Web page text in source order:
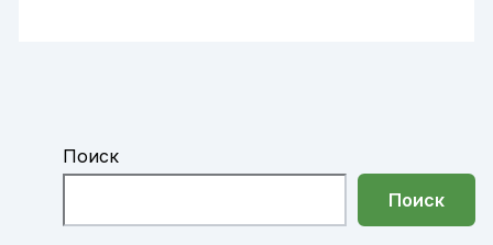
Поиск
Поиск